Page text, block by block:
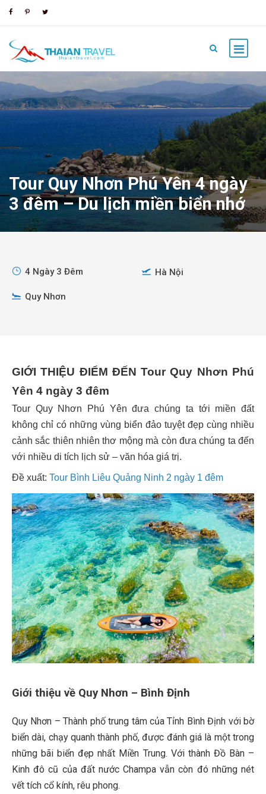
Tour Quy Nhơn Phú Yên 4 ngày
3 đêm – Du lịch miền biển nhớ
4 Ngày 3 Đêm Hà Nội
Quy Nhơn
GIỚI THIỆU ĐIỂM ĐẾN Tour Quy Nhơn Phú
Yên 4 ngày 3 đêm
Tour Quy Nhơn Phú Yên đưa chúng ta tới miền đất
không chỉ có những vùng biển đảo tuyệt đẹp cùng nhiều
cảnh sắc thiên nhiên thơ mộng mà còn đưa chúng ta đến
với nhiều di tích lịch sử – văn hóa giá trị.
Đề xuất: Tour Bình Liêu Quảng Ninh 2 ngày 1 đêm
Giới thiệu về Quy Nhơn – Bình Định
Quy Nhơn – Thành phố trung tâm của Tỉnh Bình Định với bờ
biển dài, chạy quanh thành phố, được đánh giá là một trong
những bãi biển đẹp nhất Miền Trung. Với thành Đồ Bàn –
Kinh đô cũ của đất nước Champa vẫn còn đó những nét
vết tích cổ kính, rêu phong.